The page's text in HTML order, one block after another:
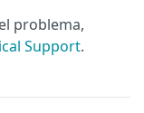
problema,
Support.